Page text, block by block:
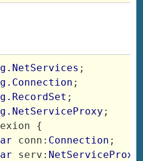
conn: Connection ;
serv: NetServiceProxy